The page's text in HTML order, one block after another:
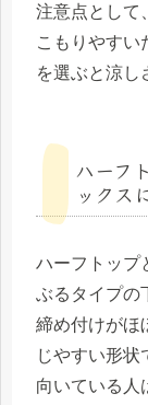
注意点として
こもりやすい
を選ぶと涼し
ハーフ
ックス
ハーフトップ
ぶるタイプの
締め付けがほ
じやすい形状
向いている人